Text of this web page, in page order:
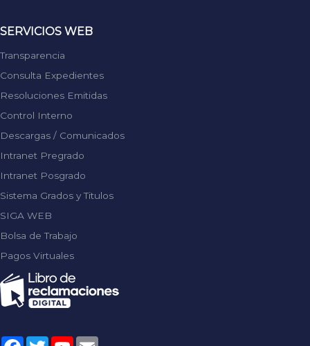
SERVICIOS WEB
Transparencia
Consulta Expedientes
Resoluciones Emitidas
Control Interno
Descargas / Comunicados
Intranet Pregrado
Intranet Posgrado
Sistema Grados y Titulos
SIGA WEB
Bolsa de Trabajo
Pagos Virtuales
Facebook
TwitterYouTube